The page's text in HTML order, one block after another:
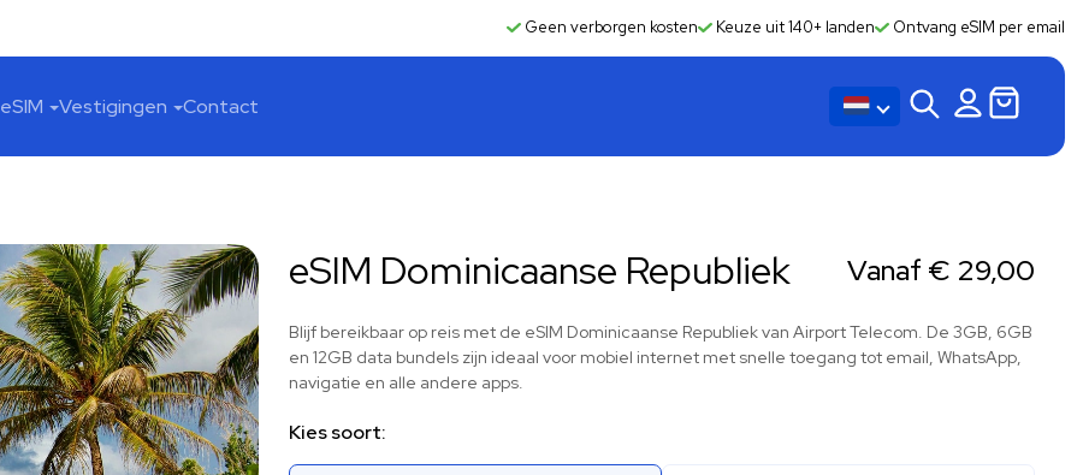
Geen verborgen kosten Keuze uit 140+ landen Ontvang eSIM per email
eSIM Vestigingen Contact
eSIM Dominicaanse Republiek Vanaf € 29,00
Blijf bereikbaar op reis met de eSIM Dominicaanse Republiek van Airport Telecom. De 3GB, 6GB
en 12GB data bundels zijn ideaal voor mobiel internet met snelle toegang tot email, WhatsApp,
navigatie en alle andere apps.
Kies soort: